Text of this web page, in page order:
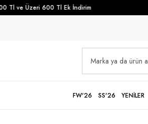
Tl ve Üzeri 600 Tl Ek İndirim
FW'26 SS'26 YENİLER